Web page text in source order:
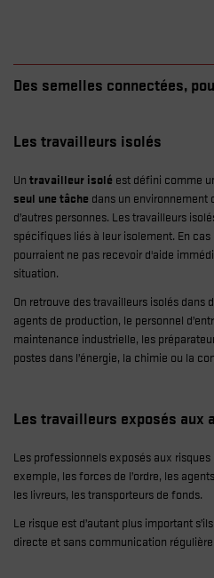
Des semelles connectées,
Les travailleurs isolés
Un travailleur isolé est défini comme
seul une tâche dans un environnement
d’autres personnes. Les travailleurs
spécifiques liés à leur isolement. En
pourraient ne pas recevoir d'aide
situation.
On retrouve des travailleurs isolés
agents de production, le personnel
maintenance industrielle, les
postes dans l’énergie, la chimie ou la
Les travailleurs exposés aux
Les professionnels exposés aux risques
exemple, les forces de l’ordre, les
les livreurs, les transporteurs de fonds.
Le risque est d’autant plus important
directe et sans communication